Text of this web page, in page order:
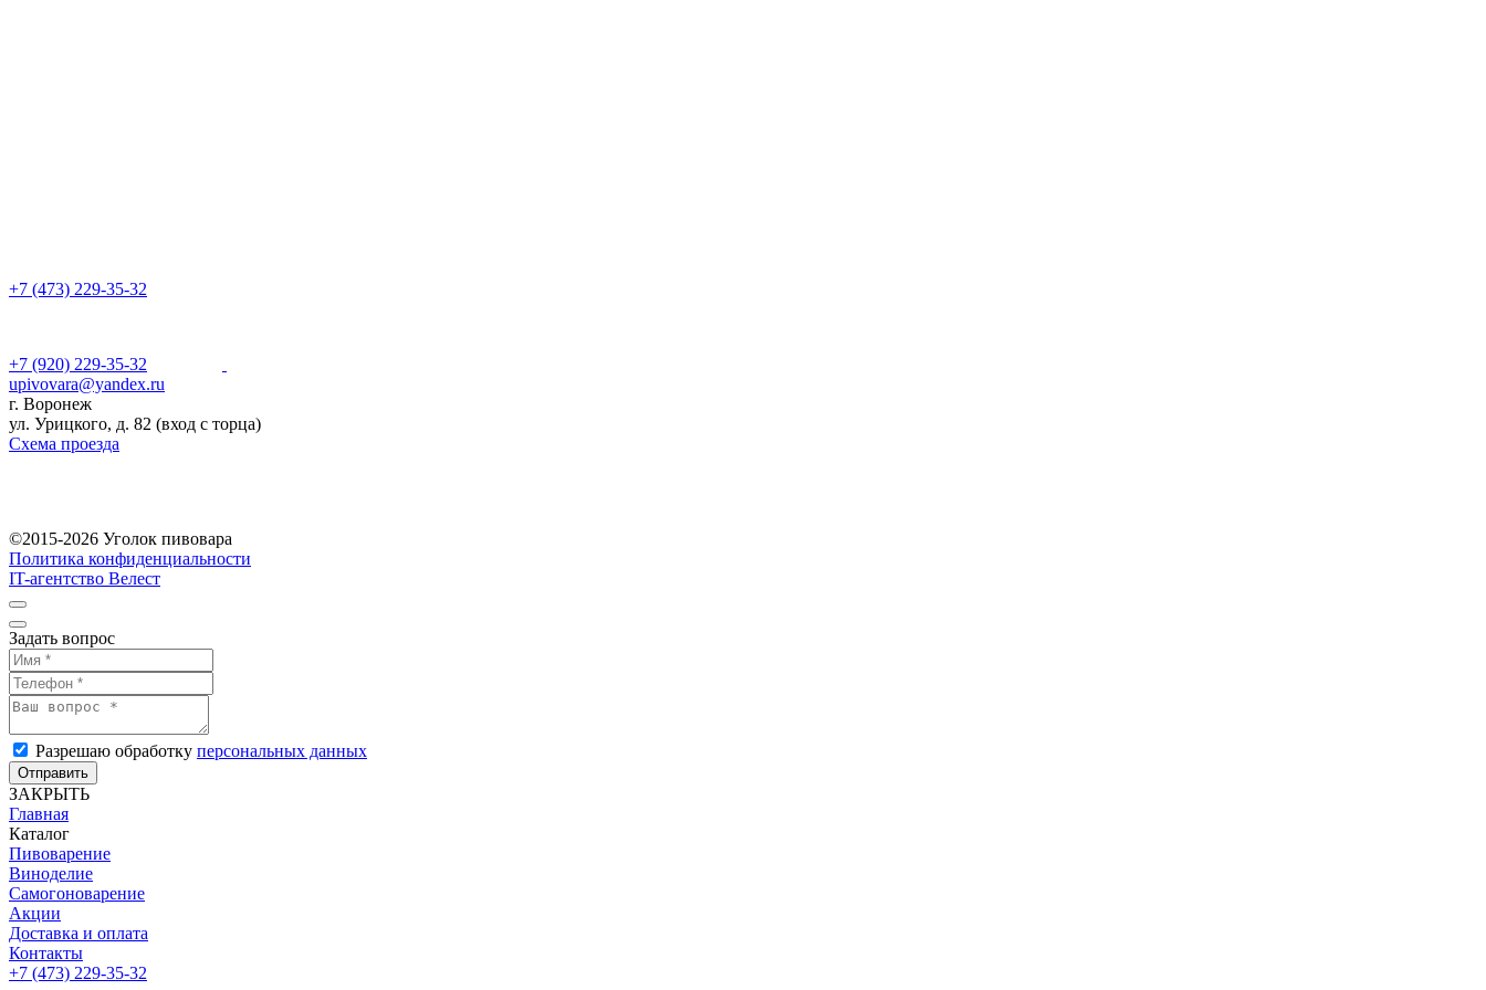
+7 (473) 229-35-32
+7 (920) 229-35-32
upivovara@yandex.ru
г. Воронеж
ул. Урицкого, д. 82 (вход с торца)
Схема проезда
©2015-2026 Уголок пивовара
Политика конфиденциальности
IT-агентство Велест
Задать вопрос
Разрешаю обработку персональных данных
Отправить
ЗАКРЫТЬ
Главная
Каталог
Пивоварение
Виноделие
Самогоноварение
Акции
Доставка и оплата
Контакты
+7 (473) 229-35-32